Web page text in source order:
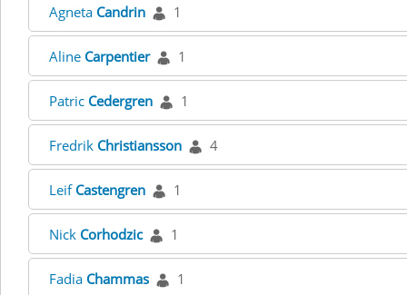
Agneta Candrin 1
Aline Carpentier 1
Patric Cedergren 1
Fredrik Christiansson 4
Leif Castengren 1
Nick Corhodzic 1
Fadia Chammas 1